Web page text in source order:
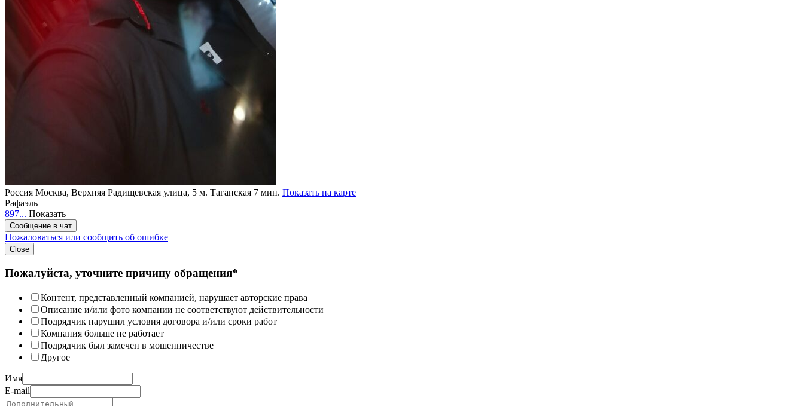
Россия Москва, Верхняя Радищевская улица, 5 м. Таганская 7 мин. Показать на карте
Рафаэль
897... Показать
Сообщение в чат
Пожаловаться или сообщить об ошибке
Close
Пожалуйста, уточните причину обращения*
Контент, представленный компанией, нарушает авторские права
Описание и/или фото компании не соответствуют действительности
Подрядчик нарушил условия договора и/или сроки работ
Компания больше не работает
Подрядчик был замечен в мошенничестве
Другое
Имя
E-mail